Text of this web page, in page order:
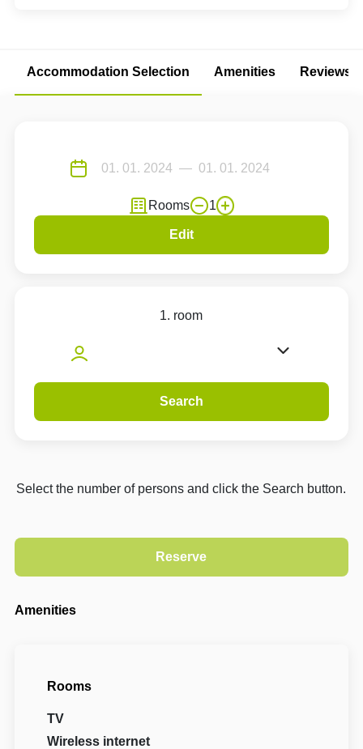
Accommodation Selection Amenities Reviews
Rooms 1
Edit
1. room
Search
Select the number of persons and click the Search button.
Amenities
Rooms
TV
Wireless internet